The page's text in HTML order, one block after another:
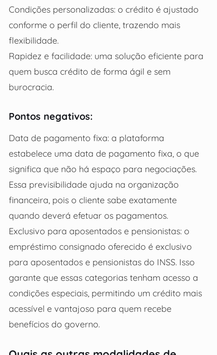
Condições personalizadas: o crédito é ajustado
conforme o perfil do cliente, trazendo mais
flexibilidade.
Rapidez e facilidade: uma solução eficiente para
quem busca crédito de forma ágil e sem
burocracia.
Pontos negativos:
Data de pagamento fixa: a plataforma
estabelece uma data de pagamento fixa, o que
significa que não há espaço para negociações.
Essa previsibilidade ajuda na organização
financeira, pois o cliente sabe exatamente
quando deverá efetuar os pagamentos.
Exclusivo para aposentados e pensionistas: o
empréstimo consignado oferecido é exclusivo
para aposentados e pensionistas do INSS. Isso
garante que essas categorias tenham acesso a
condições especiais, permitindo um crédito mais
acessível e vantajoso para quem recebe
benefícios do governo.